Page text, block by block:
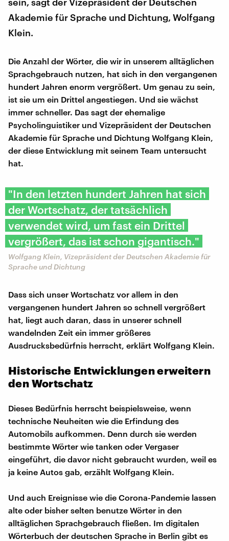
Akademie für Sprache und Dichtung, Wolfgang
Klein.
Die Anzahl der Wörter, die wir in unserem alltäglichen
Sprachgebrauch nutzen, hat sich in den vergangenen
hundert Jahren enorm vergrößert. Um genau zu sein,
ist sie um ein Drittel angestiegen. Und sie wächst
immer schneller. Das sagt der ehemalige
Psycholinguistiker und Vizepräsident der Deutschen
Akademie für Sprache und Dichtung Wolfgang Klein,
der diese Entwicklung mit seinem Team untersucht
hat.
"In den letzten hundert Jahren hat sich
der Wortschatz, der tatsächlich
verwendet wird, um fast ein Drittel
vergrößert, das ist schon gigantisch."
Wolfgang Klein, Vizepräsident der Deutschen Akademie für
Sprache und Dichtung
Dass sich unser Wortschatz vor allem in den
vergangenen hundert Jahren so schnell vergrößert
hat, liegt auch daran, dass in unserer schnell
wandelnden Zeit ein immer größeres
Ausdrucksbedürfnis herrscht, erklärt Wolfgang Klein.
Historische Entwicklungen erweitern
den Wortschatz
Dieses Bedürfnis herrscht beispielsweise, wenn
technische Neuheiten wie die Erfindung des
Automobils aufkommen. Denn durch sie werden
bestimmte Wörter wie tanken oder Vergaser
eingeführt, die davor nicht gebraucht wurden, weil es
ja keine Autos gab, erzählt Wolfgang Klein.
Und auch Ereignisse wie die Corona-Pandemie lassen
alte oder bisher selten benutze Wörter in den
alltäglichen Sprachgebrauch fließen. Im digitalen
Wörterbuch der deutschen Sprache in Berlin gibt es